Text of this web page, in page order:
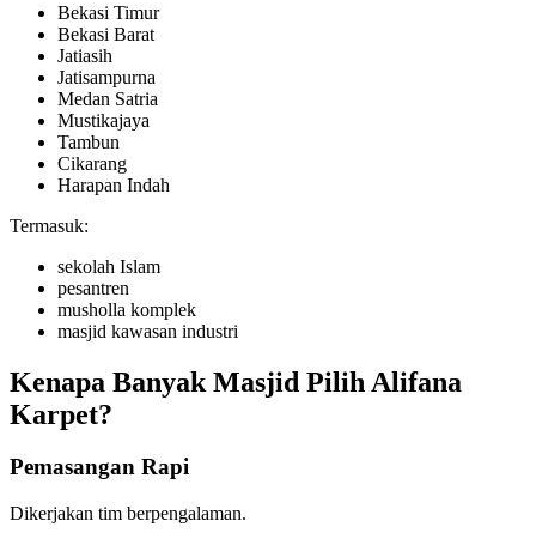
Bekasi Timur
Bekasi Barat
Jatiasih
Jatisampurna
Medan Satria
Mustikajaya
Tambun
Cikarang
Harapan Indah
Termasuk:
sekolah Islam
pesantren
musholla komplek
masjid kawasan industri
Kenapa Banyak Masjid Pilih Alifana
Karpet?
Pemasangan Rapi
Dikerjakan tim berpengalaman.